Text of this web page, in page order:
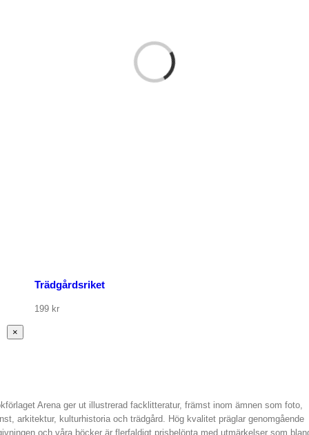
Trädgårdsriket
199 kr
Stäng
snabbvy
×
Arena ger ut illustrerad facklitteratur, främst inom ämnen som foto,
arkitektur, kulturhistoria och trädgård. Hög kvalitet präglar genomgående
och våra böcker är flerfaldigt prisbelönta med utmärkelser som